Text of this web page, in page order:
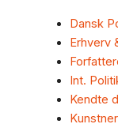
Dansk
Erhverv
Int.
Kendte